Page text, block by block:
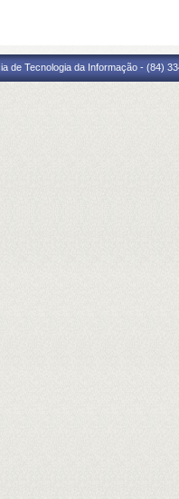
de Tecnologia da Informação - (84)